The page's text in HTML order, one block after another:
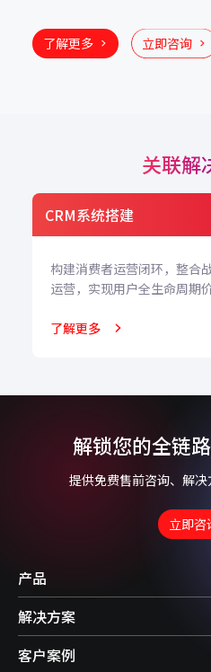
构，打通全渠道数据
分配、精细化私域运
了解更多 立即咨询
关联解
All in One小程序定制
增加业务触达渠道，提升会
进各种销售场景落地
了解更多
解锁您的全链
提供免费售前咨询、解
立即咨
产品
解决方案
客户案例